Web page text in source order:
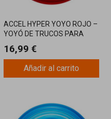
ACCEL HYPER YOYO ROJO –
YOYÓ DE TRUCOS PARA
16,99 €
Añadir al carrito